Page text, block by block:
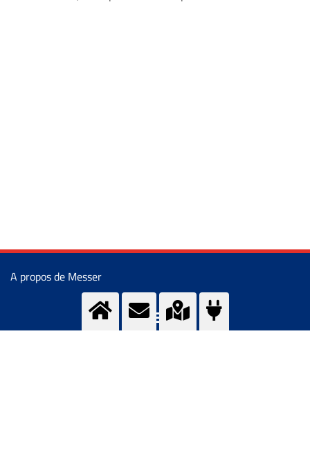
A propos de Messer